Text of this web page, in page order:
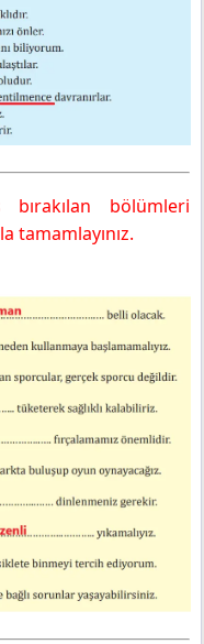
bölümleri
tamamlayınız.